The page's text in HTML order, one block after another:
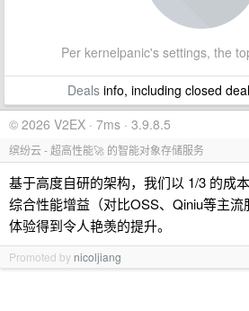
Per kernelpanic's settings, the
Dealsinfo, including closed
© 2026 V2EX · 7ms · 3.9.8.5
缤纷云 - 超高性能🚀 的智能对象存储服务
基于高度自研的架构，我们以 1/3 的成
综合性能增益（对比OSS、Qiniu等主流
体验得到令人艳羡的提升。
Promoted by nicoljiang